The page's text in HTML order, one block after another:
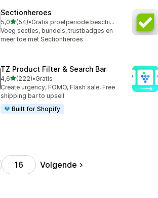
Sectionheroes
5,0van 5 sterren
(54)
54 recensies in totaal
•
Gratis proefperiode beschikbaar
Voeg secties, bundels, trustbadges en
meer toe met Sectionheroes
TZ Product Filter & Search Bar
4,6van 5 sterren
(222)
222 recensies in totaal
•Gratis
Create urgency, FOMO, Flash sale, Free
shipping bar to upsell
Built for Shopify
16 Volgende